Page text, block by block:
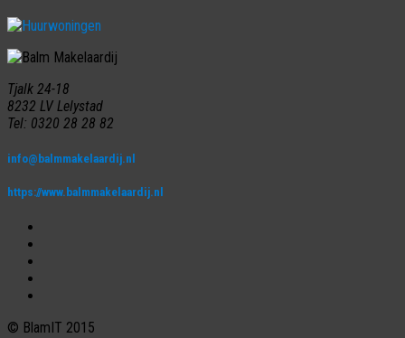
Tjalk 24-18
8232 LV Lelystad
Tel: 0320 28 28 82
info@balmmakelaardij.nl
https://www.balmmakelaardij.nl
© BlamIT 2015